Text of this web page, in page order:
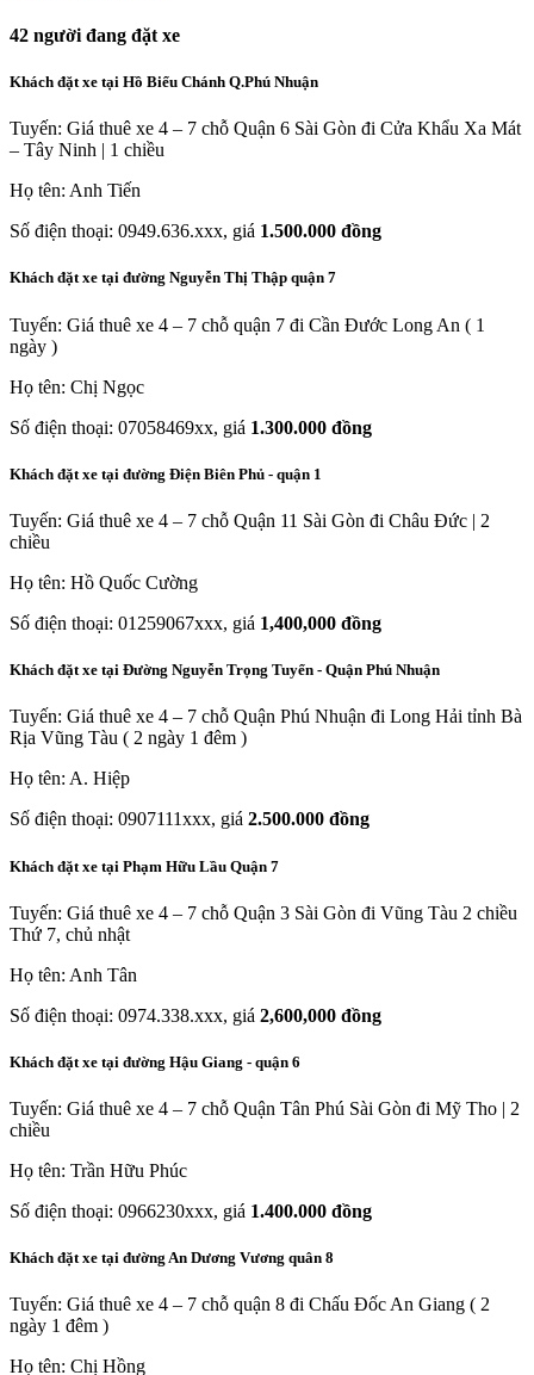
42 người đang đặt xe
Khách đặt xe tại Hồ Biểu Chánh Q.Phú Nhuận
Tuyến: Giá thuê xe 4 – 7 chỗ Quận 6 Sài Gòn đi Cửa Khẩu Xa Mát
– Tây Ninh | 1 chiều
Họ tên: Anh Tiến
Số điện thoại: 0949.636.xxx, giá 1.500.000 đồng
Khách đặt xe tại đường Nguyễn Thị Thập quận 7
Tuyến: Giá thuê xe 4 – 7 chỗ quận 7 đi Cần Đước Long An ( 1
ngày )
Họ tên: Chị Ngọc
Số điện thoại: 07058469xx, giá 1.300.000 đồng
Khách đặt xe tại đường Điện Biên Phủ - quận 1
Tuyến: Giá thuê xe 4 – 7 chỗ Quận 11 Sài Gòn đi Châu Đức | 2
chiều
Họ tên: Hồ Quốc Cường
Số điện thoại: 01259067xxx, giá 1,400,000 đồng
Khách đặt xe tại Đường Nguyễn Trọng Tuyển - Quận Phú Nhuận
Tuyến: Giá thuê xe 4 – 7 chỗ Quận Phú Nhuận đi Long Hải tỉnh Bà
Rịa Vũng Tàu ( 2 ngày 1 đêm )
Họ tên: A. Hiệp
Số điện thoại: 0907111xxx, giá 2.500.000 đồng
Khách đặt xe tại Phạm Hữu Lầu Quận 7
Tuyến: Giá thuê xe 4 – 7 chỗ Quận 3 Sài Gòn đi Vũng Tàu 2 chiều
Thứ 7, chủ nhật
Họ tên: Anh Tân
Số điện thoại: 0974.338.xxx, giá 2,600,000 đồng
Khách đặt xe tại đường Hậu Giang - quận 6
Tuyến: Giá thuê xe 4 – 7 chỗ Quận Tân Phú Sài Gòn đi Mỹ Tho | 2
chiều
Họ tên: Trần Hữu Phúc
Số điện thoại: 0966230xxx, giá 1.400.000 đồng
Khách đặt xe tại đường An Dương Vương quân 8
Tuyến: Giá thuê xe 4 – 7 chỗ quận 8 đi Chấu Đốc An Giang ( 2
ngày 1 đêm )
Họ tên: Chị Hồng